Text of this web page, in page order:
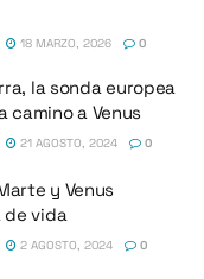
18 MARZO, 2026 0
la sonda europea
camino a Venus
21 AGOSTO, 2024 0
y Venus
de vida
2 AGOSTO, 2024 0